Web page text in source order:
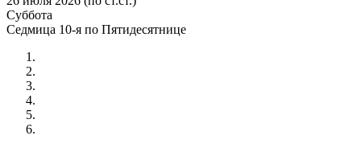
Суббота
Седмица 10-я по Пятидесятнице